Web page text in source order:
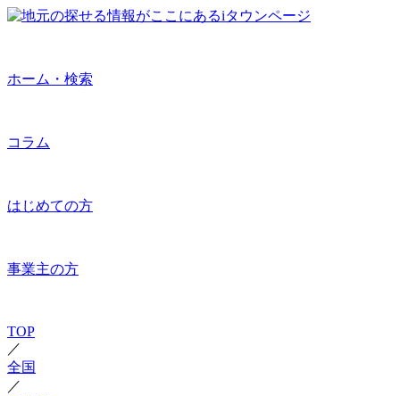
ホーム・検索
コラム
はじめての方
事業主の方
TOP
／
全国
／